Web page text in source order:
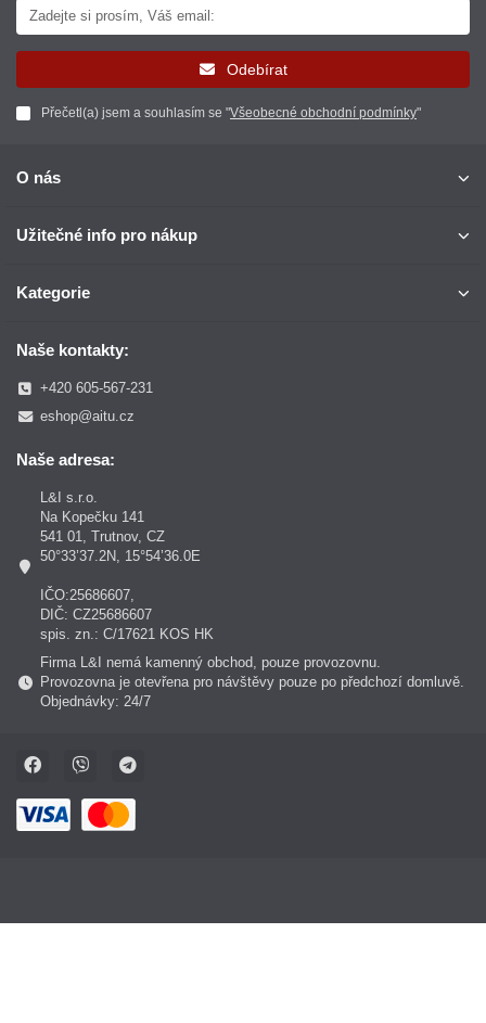
Odebírat
Přečetl(a) jsem a souhlasím se "Všeobecné obchodní podmínky"
O nás
Užitečné info pro nákup
Kategorie
Naše kontakty:
+420 605-567-231
eshop@aitu.cz
Naše adresa:
L&I s.r.o.
Na Kopečku 141
541 01, Trutnov, CZ
50°33’37.2N, 15°54’36.0E
IČO:25686607,
DIČ: CZ25686607
spis. zn.: C/17621 KOS HK
Firma L&I nemá kamenný obchod, pouze provozovnu.
Provozovna je otevřena pro návštěvy pouze po předchozí domluvě.
Objednávky: 24/7